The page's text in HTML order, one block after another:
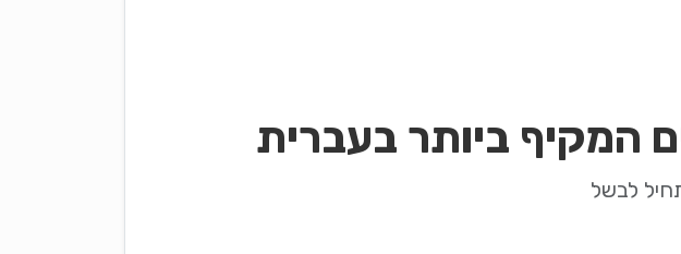
המקיף ביותר בעברית
לבשל